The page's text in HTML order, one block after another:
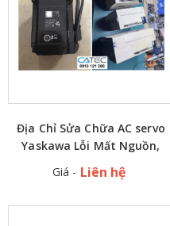
Địa Chỉ Sửa Chữa AC servo
Yaskawa Lỗi Mất Nguồn,
hành, Lắp Đặt Tại Nhà Máy
Giá - Liên hệ